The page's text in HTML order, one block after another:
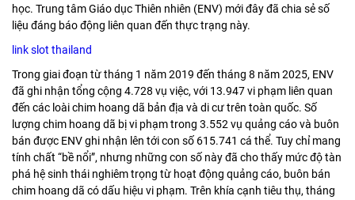
học. Trung tâm Giáo dục Thiên nhiên (ENV) mới đây đã chia sẻ số
liệu đáng báo động liên quan đến thực trạng này.
link slot thailand
Trong giai đoạn từ tháng 1 năm 2019 đến tháng 8 năm 2025, ENV
đã ghi nhận tổng cộng 4.728 vụ việc, với 13.947 vi phạm liên quan
đến các loài chim hoang dã bản địa và di cư trên toàn quốc. Số
lượng chim hoang dã bị vi phạm trong 3.552 vụ quảng cáo và buôn
bán được ENV ghi nhận lên tới con số 615.741 cá thể. Tuy chỉ mang
tính chất “bề nổi”, nhưng những con số này đã cho thấy mức độ tàn
phá hệ sinh thái nghiêm trọng từ hoạt động quảng cáo, buôn bán
chim hoang dã có dấu hiệu vi phạm. Trên khía cạnh tiêu thụ, tháng